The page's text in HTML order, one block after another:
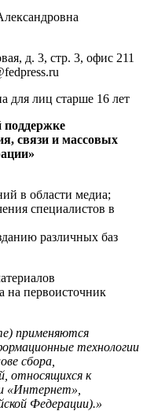
д. 3, стр. 3, офис 211
для лиц старше 16 лет
поддержке
связи и массовых
в области медиа;
специалистов в
различных баз
на первоисточник
применяются
технологии
сбора,
относящихся к
«Интернет»,
Федерации).»